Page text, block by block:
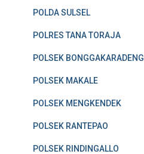
POLDA SULSEL
POLRES TANA TORAJA
POLSEK BONGGAKARADENG
POLSEK MAKALE
POLSEK MENGKENDEK
POLSEK RANTEPAO
POLSEK RINDINGALLO